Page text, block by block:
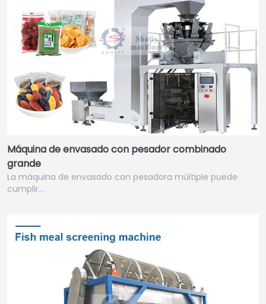
Máquina de envasado con pesador combinado
grande
La máquina de envasado con pesadora múltiple puede
cumplir…